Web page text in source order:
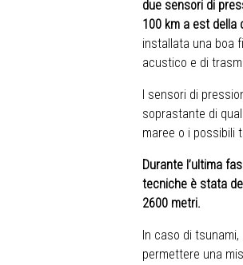
due sensori di
100 km a est della
installata una boa
acustico e di
I sensori di
soprastante di
maree o i possibili
Durante l’ultima
tecniche è stata
2600 metri.
In caso di
permettere una